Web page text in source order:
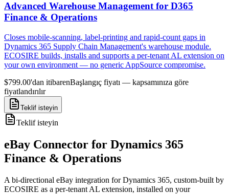
Advanced Warehouse Management for D365
Finance & Operations
Closes mobile-scanning, label-printing and rapid-count gaps in
Dynamics 365 Supply Chain Management's warehouse module.
ECOSIRE builds, installs and supports a per-tenant AL extension on
your own environment — no generic AppSource compromise.
$799.00'dan itibarenBaşlangıç fiyatı — kapsamınıza göre
fiyatlandırılır
Teklif isteyin
Teklif isteyin
eBay Connector for Dynamics 365
Finance & Operations
A bi-directional eBay integration for Dynamics 365, custom-built by
ECOSIRE as a per-tenant AL extension, installed on your